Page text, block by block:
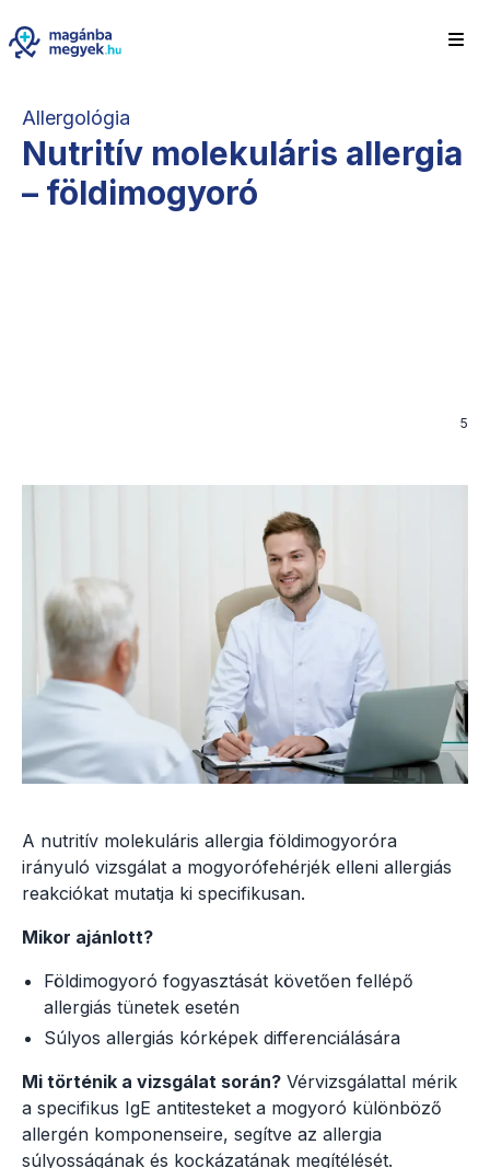
Allergológia
Nutritív molekuláris allergia
– földimogyoró
5
A nutritív molekuláris allergia földimogyoróra
irányuló vizsgálat a mogyorófehérjék elleni allergiás
reakciókat mutatja ki specifikusan.
Mikor ajánlott?
Földimogyoró fogyasztását követően fellépő
allergiás tünetek esetén
Súlyos allergiás kórképek differenciálására
Mi történik a vizsgálat során? Vérvizsgálattal mérik
a specifikus IgE antitesteket a mogyoró különböző
allergén komponenseire, segítve az allergia
súlyosságának és kockázatának megítélését.